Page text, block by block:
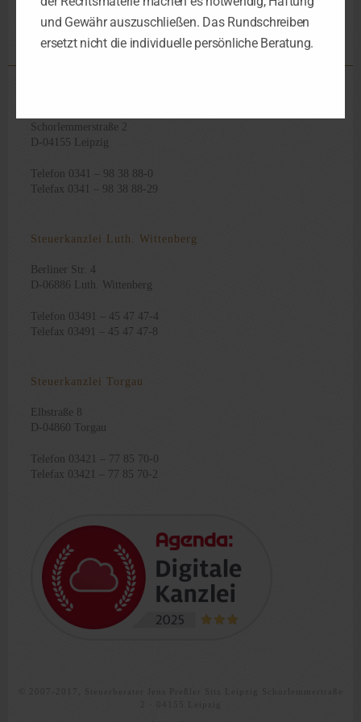
Schorlemmerstraße 2
D-04155 Leipzig
Telefon 0341 – 98 38 88-0
Telefax 0341 – 98 38 88-29
Steuerkanzlei Luth. Wittenberg
Berliner Str. 4
D-06886 Luth. Wittenberg
Telefon 03491 – 45 47 47-4
Telefax 03491 – 45 47 47-8
Steuerkanzlei Torgau
Elbstraße 8
D-04860 Torgau
Telefon 03421 – 77 85 70-0
Telefax 03421 – 77 85 70-2
und Gewähr auszuschließen. Das Rundschreiben
ersetzt nicht die individuelle persönliche Beratung.